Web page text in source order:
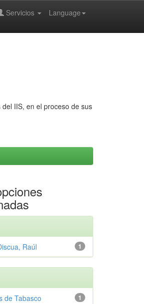
Language
Servicios
IIS, en el proceso de sus
1
Raúl
1
de Tabasco